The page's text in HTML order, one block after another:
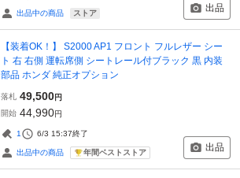
出品中の商品 ストア 出品
【装着OK！】 S2000 AP1 フロント フルレザー シー
ト 右 右側 運転席側 シートレール付ブラック 黒 内装
部品 ホンダ 純正オプション
落札 49,500円
開始 44,990円
1 6/3 15:37終了
出品中の商品 年間ベストストア 出品